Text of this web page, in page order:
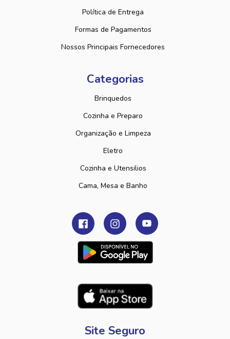
Política de Entrega
Formas de Pagamentos
Nossos Principais Fornecedores
Categorias
Brinquedos
Cozinha e Preparo
Organização e Limpeza
Eletro
Cozinha e Utensilios
Cama, Mesa e Banho
Site Seguro